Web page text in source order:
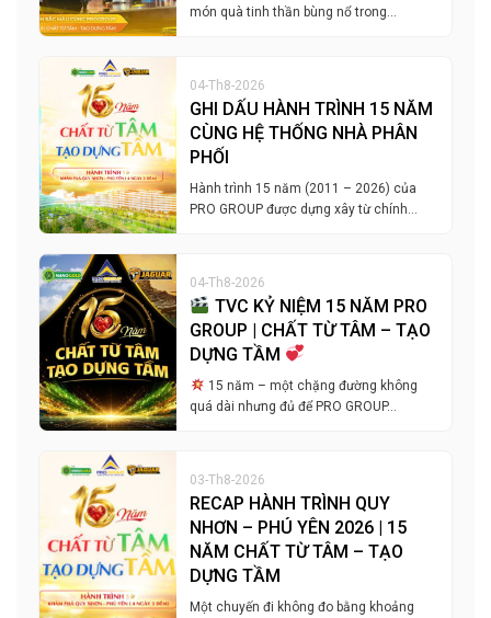
món quà tinh thần bùng nổ trong…
04-Th8-2026
GHI DẤU HÀNH TRÌNH 15 NĂM
CÙNG HỆ THỐNG NHÀ PHÂN
PHỐI
Hành trình 15 năm (2011 – 2026) của
PRO GROUP được dựng xây từ chính…
04-Th8-2026
TVC KỶ NIỆM 15 NĂM PRO
GROUP | CHẤT TỪ TÂM – TẠO
DỰNG TẦM
15 năm – một chặng đường không
quá dài nhưng đủ để PRO GROUP…
03-Th8-2026
RECAP HÀNH TRÌNH QUY
NHƠN – PHÚ YÊN 2026 | 15
NĂM CHẤT TỪ TÂM – TẠO
DỰNG TẦM
Một chuyến đi không đo bằng khoảng